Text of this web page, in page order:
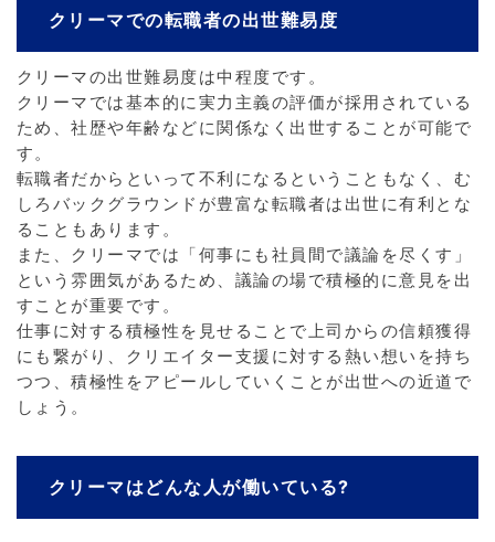
クリーマでの転職者の出世難易度
クリーマの出世難易度は中程度です。
クリーマでは基本的に実力主義の評価が採用されている
ため、社歴や年齢などに関係なく出世することが可能で
す。
転職者だからといって不利になるということもなく、む
しろバックグラウンドが豊富な転職者は出世に有利とな
ることもあります。
また、クリーマでは「何事にも社員間で議論を尽くす」
という雰囲気があるため、議論の場で積極的に意見を出
すことが重要です。
仕事に対する積極性を見せることで上司からの信頼獲得
にも繋がり、クリエイター支援に対する熱い想いを持ち
つつ、積極性をアピールしていくことが出世への近道で
しょう。
クリーマはどんな人が働いている?